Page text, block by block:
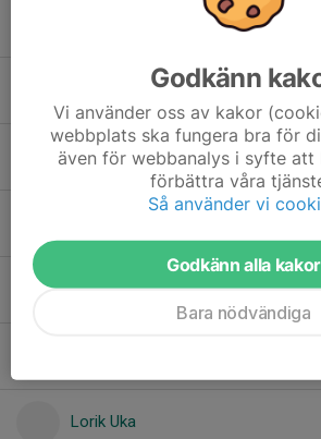
Enes Ceylan
Enzo Riderelli
Jones Fakhro
Lorik Uka
Godkänn
Vi använder oss av kakor
webbplats ska fungera bra för
även för webbanalys i syfte att
förbättra våra
Så använder vi
Godkänn alla kakor
Bara nödvändiga